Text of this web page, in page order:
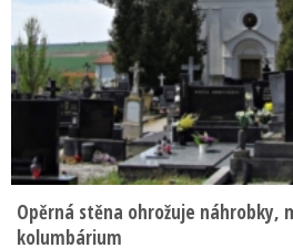
Opěrná stěna ohrožuje náhrobky,
kolumbárium